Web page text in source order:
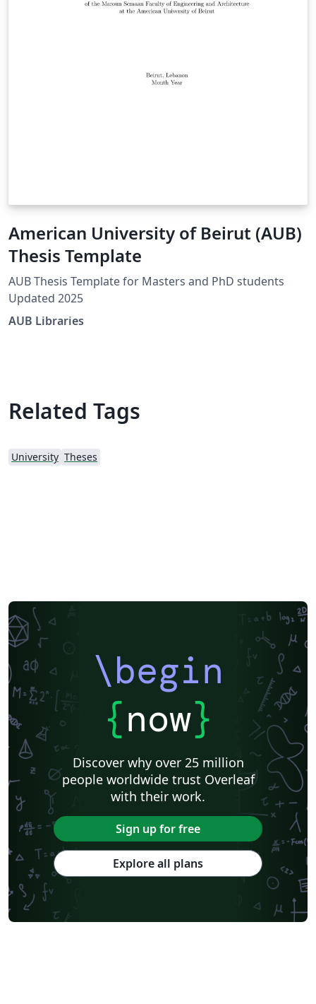
American University of Beirut (AUB)
Thesis Template
AUB Thesis Template for Masters and PhD students
Updated 2025
AUB Libraries
Related Tags
University Theses
\begin
{now}
Discover why over 25 million
people worldwide trust Overleaf
with their work.
Sign up for free
Explore all plans